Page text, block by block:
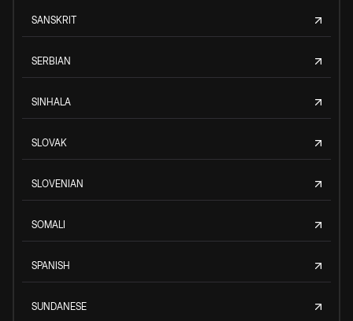
SANSKRIT
SERBIAN
SINHALA
SLOVAK
SLOVENIAN
SOMALI
SPANISH
SUNDANESE